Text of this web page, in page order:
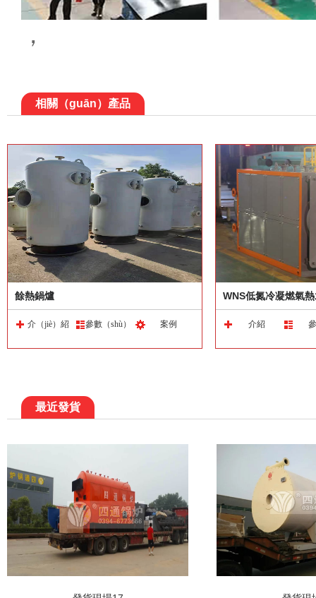
，
相關（guān）產品
餘熱鍋爐
介（jiè）紹 參數（shù） 案例
WNS低氮冷凝燃氣
介紹
最近發貨